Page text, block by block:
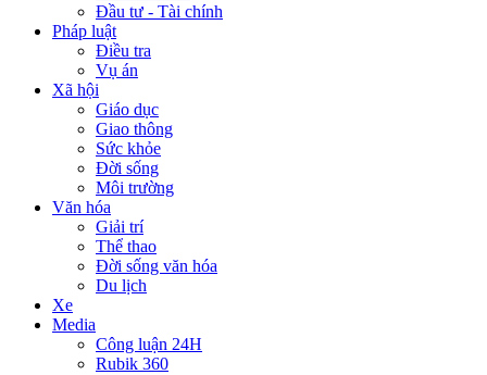
Đầu tư - Tài chính
Pháp luật
Điều tra
Vụ án
Xã hội
Giáo dục
Giao thông
Sức khỏe
Đời sống
Môi trường
Văn hóa
Giải trí
Thể thao
Đời sống văn hóa
Du lịch
Xe
Media
Công luận 24H
Rubik 360